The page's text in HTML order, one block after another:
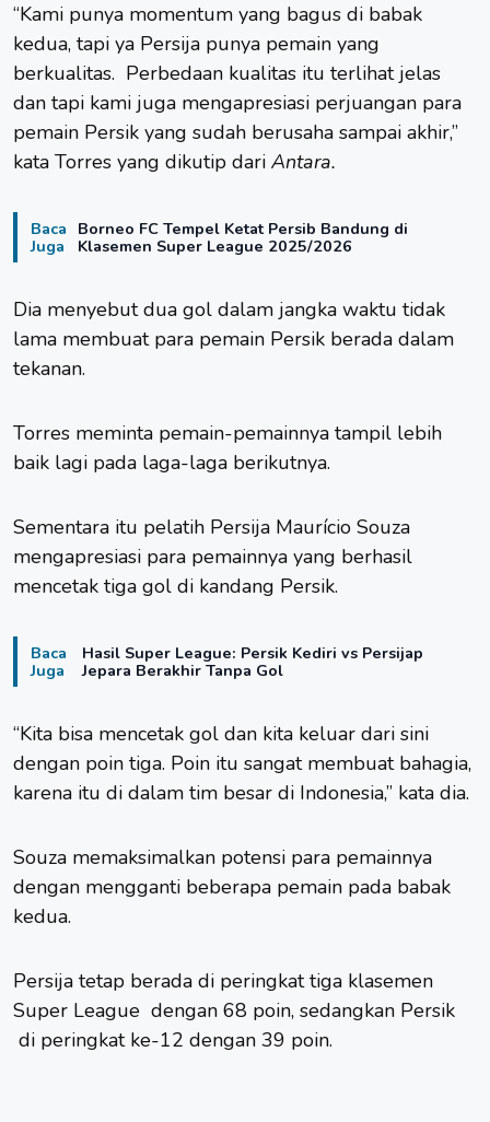
“Kami punya momentum yang bagus di babak
kedua, tapi ya Persija punya pemain yang
berkualitas. Perbedaan kualitas itu terlihat jelas
dan tapi kami juga mengapresiasi perjuangan para
pemain Persik yang sudah berusaha sampai akhir,”
kata Torres yang dikutip dari Antara.
Baca
Juga
Borneo FC Tempel Ketat Persib Bandung di
Klasemen Super League 2025/2026
Dia menyebut dua gol dalam jangka waktu tidak
lama membuat para pemain Persik berada dalam
tekanan.
Torres meminta pemain-pemainnya tampil lebih
baik lagi pada laga-laga berikutnya.
Sementara itu pelatih Persija Maurício Souza
mengapresiasi para pemainnya yang berhasil
mencetak tiga gol di kandang Persik.
Baca
Juga
Hasil Super League: Persik Kediri vs Persijap
Jepara Berakhir Tanpa Gol
“Kita bisa mencetak gol dan kita keluar dari sini
dengan poin tiga. Poin itu sangat membuat bahagia,
karena itu di dalam tim besar di Indonesia,” kata dia.
Souza memaksimalkan potensi para pemainnya
dengan mengganti beberapa pemain pada babak
kedua.
Persija tetap berada di peringkat tiga klasemen
Super League dengan 68 poin, sedangkan Persik
di peringkat ke-12 dengan 39 poin.